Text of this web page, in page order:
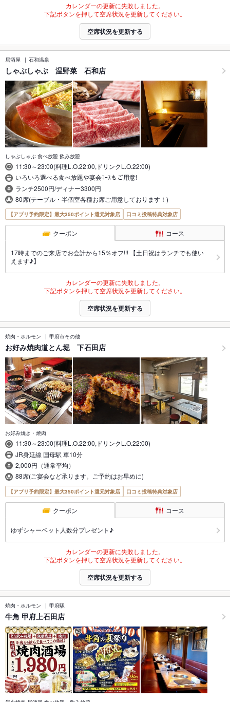
カレンダーの更新に失敗しました。
下記ボタンを押して空席状況を更新してください。
空席状況を更新する
居酒屋 石和温泉
しゃぶしゃぶ 温野菜 石和店
しゃぶしゃぶ 食べ放題 飲み放題
11:30～23:00(料理L.O.22:00,ドリンクL.O.22:00)
いろいろ選べる食べ放題や宴会ｺｰｽもご用意!
ランチ2500円/ディナー3300円
80席(テーブル・半個室各種お席ご用意しております！)
【アプリ予約限定】最大350ポイント還元対象店 口コミ投稿特典対象店
クーポン コース
17時までのご来店でお会計から15％オフ!!! 【土日祝はランチでも使い
えます♪】
カレンダーの更新に失敗しました。
下記ボタンを押して空席状況を更新してください。
空席状況を更新する
焼肉・ホルモン 甲府市その他
お好み焼肉道とん堀 下石田店
お好み焼き・焼肉
11:30～23:00(料理L.O.22:00,ドリンクL.O.22:00)
JR身延線 国母駅 車10分
2,000円（通常平均）
88席(ご宴会など承ります。ご予約はお早めに)
【アプリ予約限定】最大350ポイント還元対象店 口コミ投稿特典対象店
クーポン コース
ゆずシャーベット人数分プレゼント♪
カレンダーの更新に失敗しました。
下記ボタンを押して空席状況を更新してください。
空席状況を更新する
焼肉・ホルモン 甲府駅
牛角 甲府上石田店